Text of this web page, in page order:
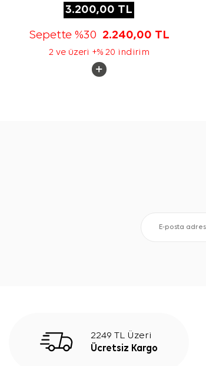
3.200,00 TL
Sepette %30 2.240,00 TL
2 ve üzeri +% 20 indirim
2249 TL Üzeri
Ücretsiz Kargo